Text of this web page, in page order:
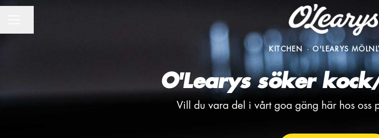
KITCHEN · O'LEARYS
O'Learys söker
Vill du vara del i vårt goa gäng här hos oss